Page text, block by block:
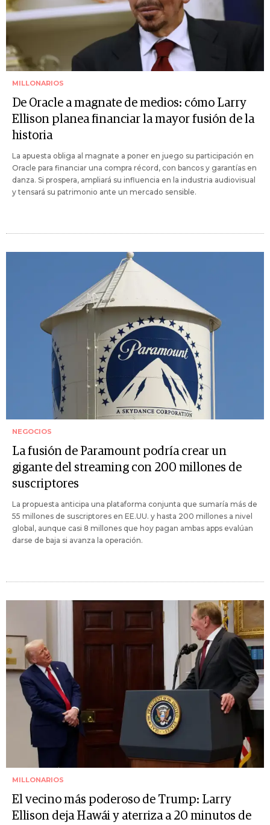
MILLONARIOS
De Oracle a magnate de medios: cómo Larry
Ellison planea financiar la mayor fusión de la
historia
La apuesta obliga al magnate a poner en juego su participación en
Oracle para financiar una compra récord, con bancos y garantías en
danza. Si prospera, ampliará su influencia en la industria audiovisual
y tensará su patrimonio ante un mercado sensible.
NEGOCIOS
La fusión de Paramount podría crear un
gigante del streaming con 200 millones de
suscriptores
La propuesta anticipa una plataforma conjunta que sumaría más de
55 millones de suscriptores en EE.UU. y hasta 200 millones a nivel
global, aunque casi 8 millones que hoy pagan ambas apps evalúan
darse de baja si avanza la operación.
MILLONARIOS
El vecino más poderoso de Trump: Larry
Ellison deja Hawái y aterriza a 20 minutos de